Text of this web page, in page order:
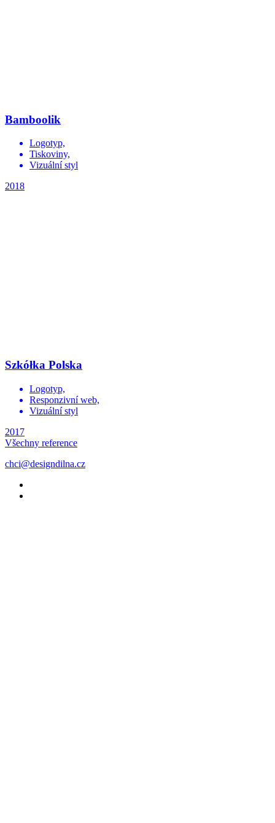
Bamboolik
Logotyp,
Tiskoviny,
Vizuální styl
2018
Szkółka Polska
Logotyp,
Responzivní web,
Vizuální styl
2017
Všechny reference
chci@designdilna.cz